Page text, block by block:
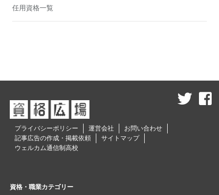
任用資格一覧
プライバシーポリシー 運営会社
お問い合わせ
記事広告の作成・掲載依頼
サイトマップ
ウェルカム通信制高校
資格・職業カテゴリー